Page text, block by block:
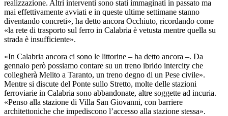
realizzazione. Altri interventi sono stati immaginati in passato ma
mai effettivamente avviati e in queste ultime settimane stanno
diventando concreti», ha detto ancora Occhiuto, ricordando come
«la rete di trasporto sul ferro in Calabria è vetusta mentre quella su
strada è insufficiente».
«In Calabria ancora ci sono le littorine – ha detto ancora –. Da
gennaio però possiamo contare su un treno ibrido intercity che
collegherà Melito a Taranto, un treno degno di un Pese civile».
Mentre si discute del Ponte sullo Stretto, molte delle stazioni
ferroviarie in Calabria sono abbandonate, altre soggette ad incuria.
«Penso alla stazione di Villa San Giovanni, con barriere
architettoniche che impediscono l’accesso alla stazione stessa».